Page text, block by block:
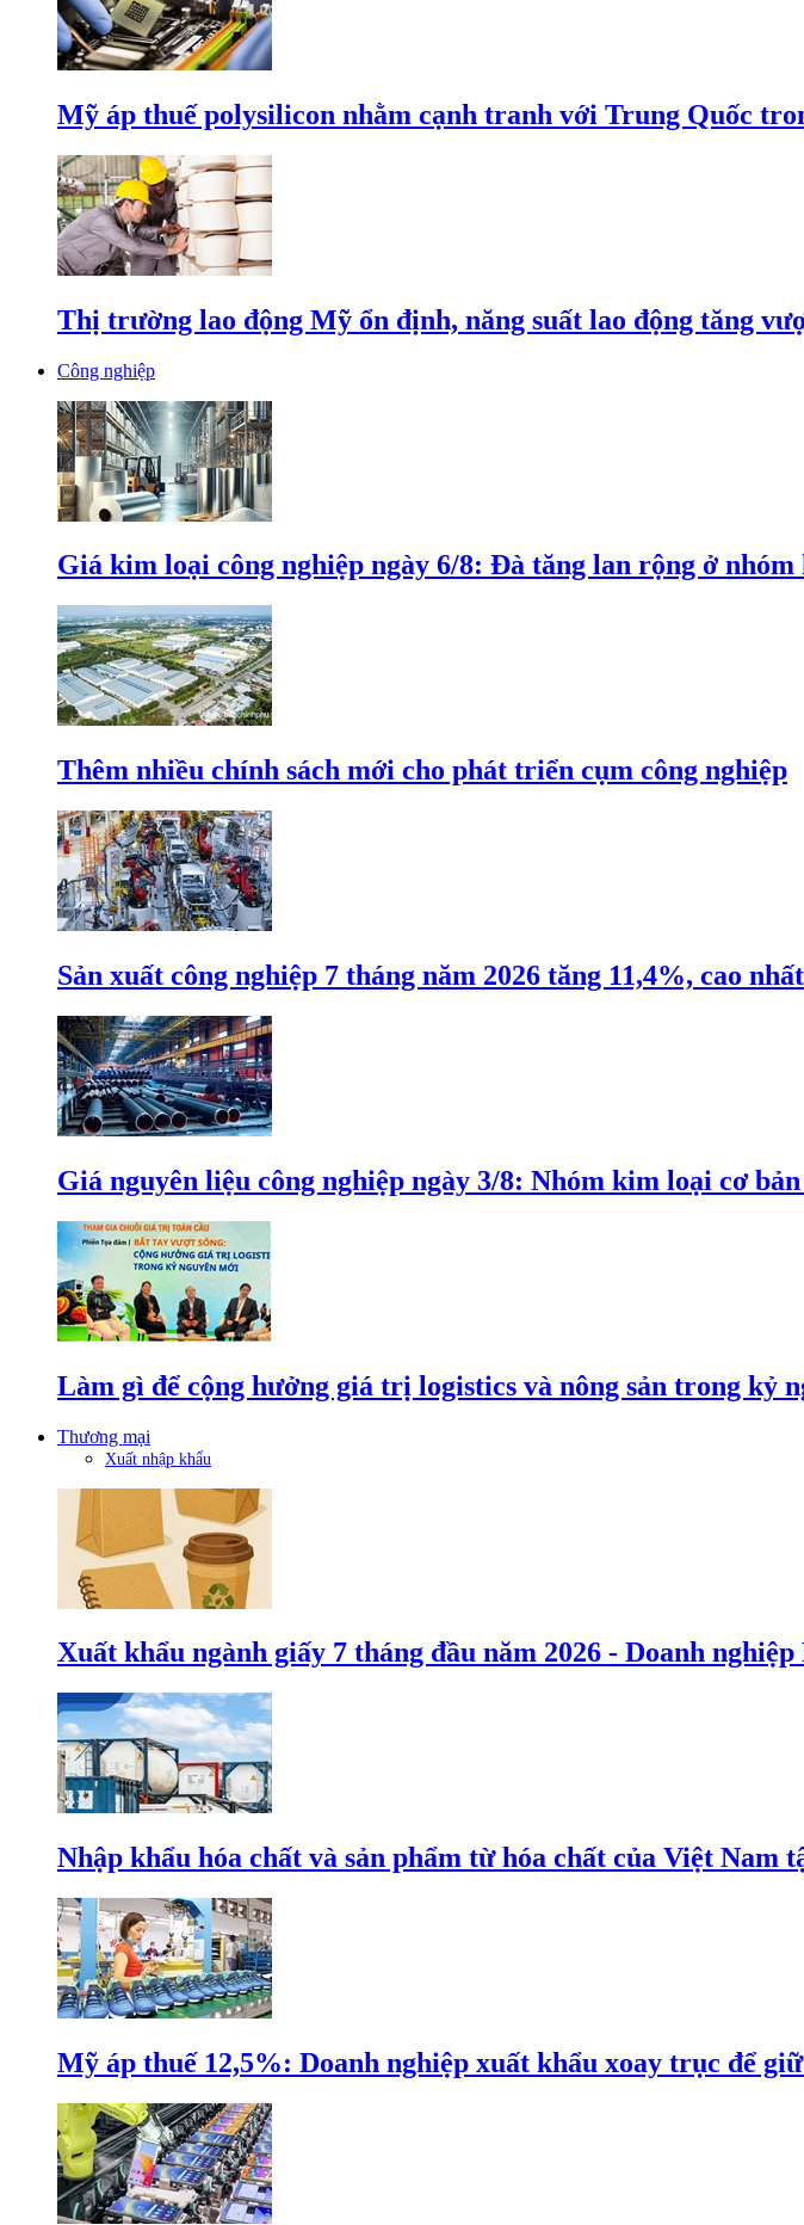
Mỹ áp thuế polysilicon nhằm cạnh tranh với Trung Quốc
Thị trường lao động Mỹ ổn định, năng suất lao động tăng
Công nghiệp
Giá kim loại công nghiệp ngày 6/8: Đà tăng lan rộng ở
Thêm nhiều chính sách mới cho phát triển cụm công nghiệp
Sản xuất công nghiệp 7 tháng năm 2026 tăng 11,4%, cao
Giá nguyên liệu công nghiệp ngày 3/8: Nhóm kim loại cơ
Làm gì để cộng hưởng giá trị logistics và nông sản trong kỷ
Thương mại
Xuất nhập khẩu
Xuất khẩu ngành giấy 7 tháng đầu năm 2026 - Doanh
Nhập khẩu hóa chất và sản phẩm từ hóa chất của Việt
Mỹ áp thuế 12,5%: Doanh nghiệp xuất khẩu xoay trục để